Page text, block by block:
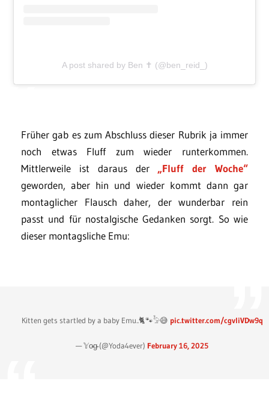
A post shared by Ben ✝︎ (@ben_reid_)
Früher gab es zum Abschluss dieser Rubrik ja immer
noch etwas Fluff zum wieder runterkommen.
Mittlerweile ist daraus der „Fluff der Woche“
geworden, aber hin und wieder kommt dann gar
montaglicher Flausch daher, der wunderbar rein
passt und für nostalgische Gedanken sorgt. So wie
dieser montagsliche Emu:
Kitten gets startled by a baby Emu..🐈🐾𓅦😅 pic.twitter.com/cgvliVDw9q
— 𝕐o̴g̴ (@Yoda4ever) February 16, 2025